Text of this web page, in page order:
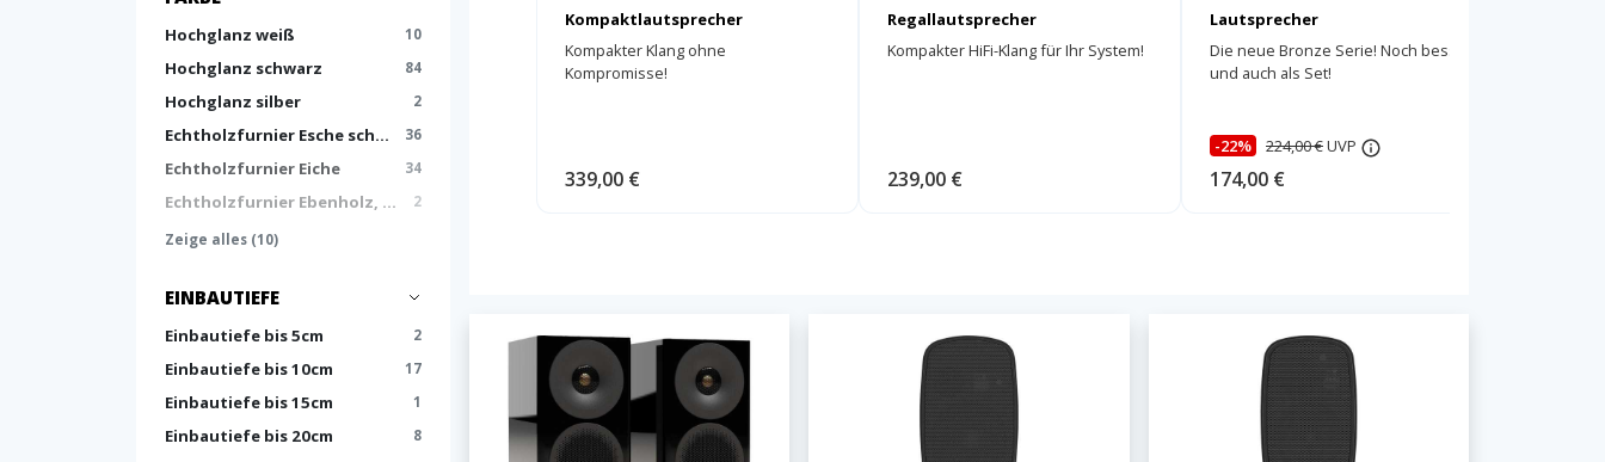
Hochglanz weiß 10
Hochglanz schwarz 84
Hochglanz silber 2
Echtholzfurnier Esche schwarz 36
Echtholzfurnier Eiche 34
Echtholzfurnier Ebenholz, Hochglanz 2
Zeige alles (10)
EINBAUTIEFE
Einbautiefe bis 5cm 2
Einbautiefe bis 10cm 17
Einbautiefe bis 15cm 1
Einbautiefe bis 20cm 8
Kompaktlautsprecher
Kompakter Klang ohne
Kompromisse!
339,00 €
Regallautsprecher
Kompakter HiFi-Klang für Ihr System!
239,00 €
Lautsprecher
Die neue Bronze Serie! Noch besser
und auch als Set!
-22% 224,00 €UVP
174,00 €